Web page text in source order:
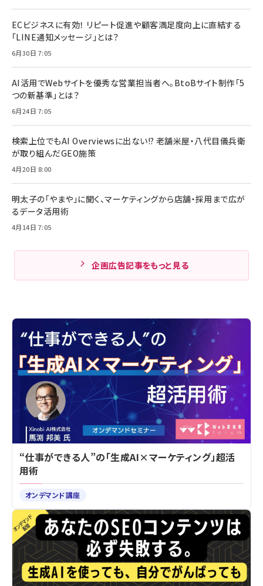
ECビジネスに有効！ リピート促進や顧客満足度向上に直結する
「LINE通知メッセージ」とは？
6月30日 7:05
AI活用でWebサイトを優秀な営業担当者へ。BtoBサイト制作「5
つの新基準」とは？
6月24日 7:05
検索上位でもAI Overviewsに出ない!? 老舗米屋・八代目儀兵衛
が取り組んだGEO施策
4月20日 8:00
明太子の「やまや」に聞く、マーケティングから店舗・採用まで広が
るデータ活用術
4月14日 7:05
企画広告記事をもっと見る
“仕事ができる人”の「生成AI×マーケティング」超活
用術
オンデマンド講座